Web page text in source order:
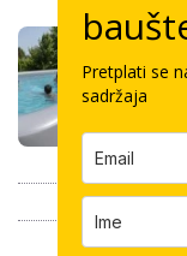
Po
Pretplati se
sadržaja